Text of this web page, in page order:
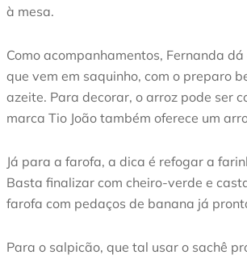
à mesa.
Como acompanhamentos, Fernanda
que vem em saquinho, com o preparo
azeite. Para decorar, o arroz pode ser
marca Tio João também oferece um
Já para a farofa, a dica é refogar a
Basta finalizar com cheiro-verde e
farofa com pedaços de banana já
Para o salpicão, que tal usar o sachê